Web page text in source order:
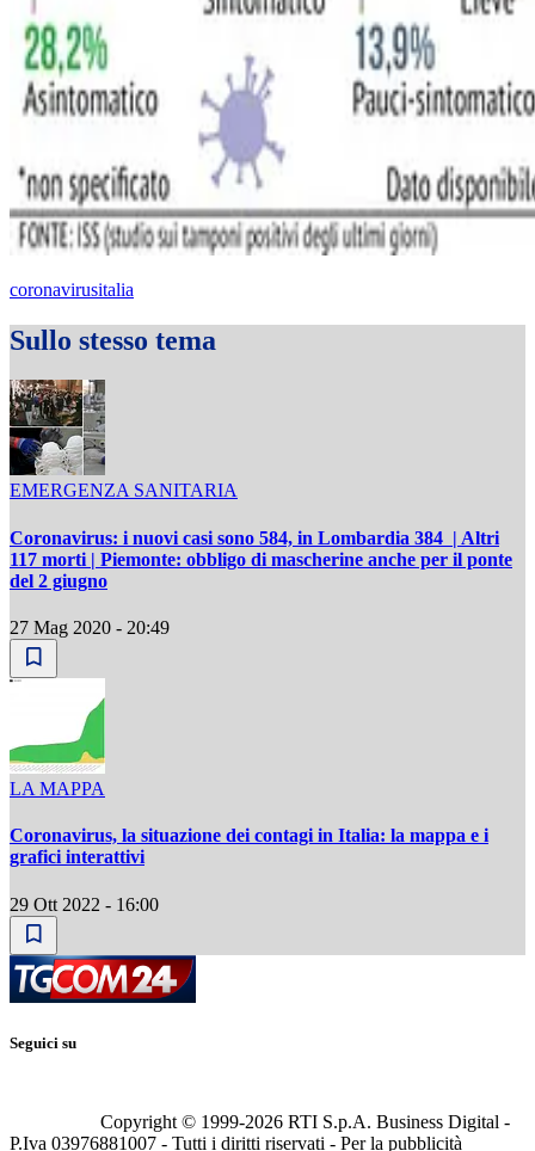
coronavirusitalia
Sullo stesso tema
EMERGENZA SANITARIA
Coronavirus: i nuovi casi sono 584, in Lombardia 384 | Altri
117 morti | Piemonte: obbligo di mascherine anche per il ponte
del 2 giugno
27 Mag 2020 - 20:49
LA MAPPA
Coronavirus, la situazione dei contagi in Italia: la mappa e i
grafici interattivi
29 Ott 2022 - 16:00
Seguici su
Copyright © 1999-2026 RTI S.p.A. Business Digital -
P.Iva 03976881007 - Tutti i diritti riservati - Per la pubblicità